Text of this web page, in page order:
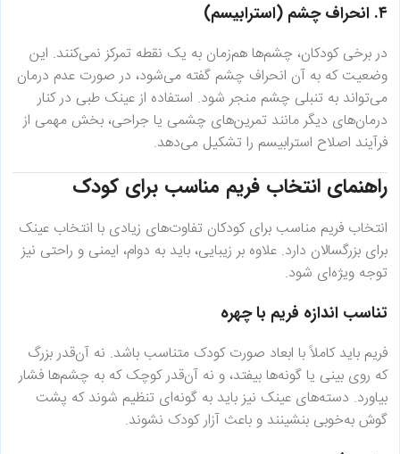
۴. انحراف چشم (استرابیسم)
در برخی کودکان، چشم‌ها هم‌زمان به یک نقطه تمرکز نمی‌کنند. این
وضعیت که به آن انحراف چشم گفته می‌شود، در صورت عدم درمان
می‌تواند به تنبلی چشم منجر شود. استفاده از عینک طبی در کنار
درمان‌های دیگر مانند تمرین‌های چشمی یا جراحی، بخش مهمی از
فرآیند اصلاح استرابیسم را تشکیل می‌دهد.
راهنمای انتخاب فریم مناسب برای کودک
انتخاب فریم مناسب برای کودکان تفاوت‌های زیادی با انتخاب عینک
برای بزرگسالان دارد. علاوه بر زیبایی، باید به دوام، ایمنی و راحتی نیز
توجه ویژه‌ای شود.
تناسب اندازه فریم با چهره
فریم باید کاملاً با ابعاد صورت کودک متناسب باشد. نه آن‌قدر بزرگ
که روی بینی یا گونه‌ها بیفتد، و نه آن‌قدر کوچک که به چشم‌ها فشار
بیاورد. دسته‌های عینک نیز باید به گونه‌ای تنظیم شوند که پشت
گوش به‌خوبی بنشینند و باعث آزار کودک نشوند.